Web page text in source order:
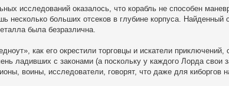
исследований оказалось, что корабль не способен
несколько больших отсеков в глубине корпуса.
была безразлична.
как его окрестили торговцы и искатели
ладивших с законами (а поскольку у каждого Лорда
воины, исследователи, говорят, что даже для киборгов